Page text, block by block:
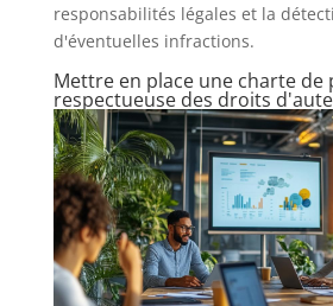
responsabilités légales et la
d'éventuelles infractions.
Mettre en place une charte de
respectueuse des droits